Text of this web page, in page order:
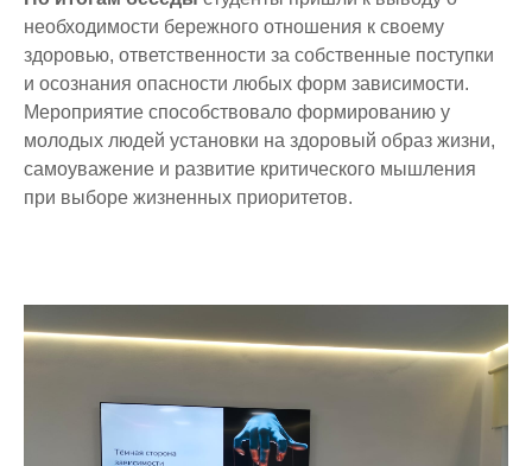
необходимости бережного отношения к своему
здоровью, ответственности за собственные поступки
и осознания опасности любых форм зависимости.
Мероприятие способствовало формированию у
молодых людей установки на здоровый образ жизни,
самоуважение и развитие критического мышления
при выборе жизненных приоритетов.